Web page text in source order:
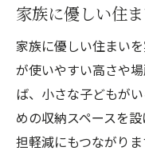
家族に優しい住
家族に優しい住まい
が使いやすい高さや
ば、小さな子どもが
めの収納スペースを
担軽減にもつながりま